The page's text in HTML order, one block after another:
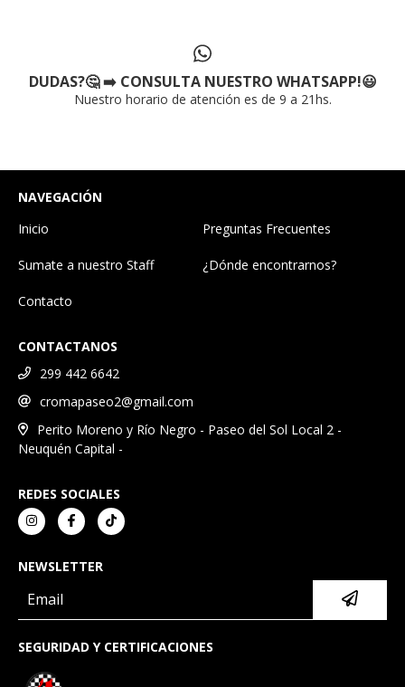
DUDAS?🤔 ➡️ CONSULTA NUESTRO WHATSAPP!😃
Nuestro horario de atención es de 9 a 21hs.
NAVEGACIÓN
Inicio
Preguntas Frecuentes
Sumate a nuestro Staff ¿Dónde encontrarnos?
Contacto
CONTACTANOS
299 442 6642
cromapaseo2@gmail.com
Perito Moreno y Río Negro - Paseo del Sol Local 2 -
Neuquén Capital -
REDES SOCIALES
NEWSLETTER
SEGURIDAD Y CERTIFICACIONES